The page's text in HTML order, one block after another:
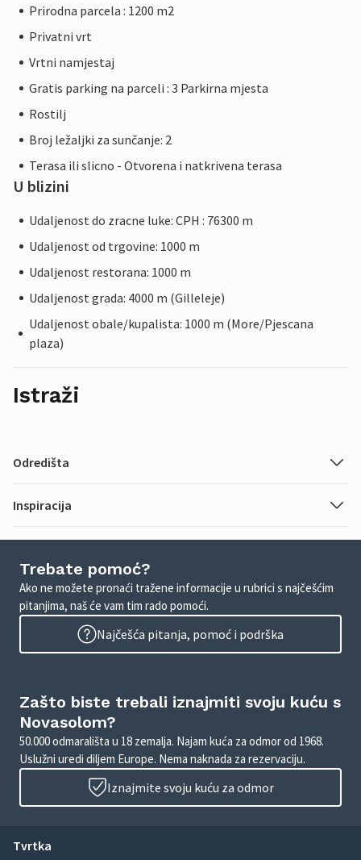
Prirodna parcela : 1200 m2
Privatni vrt
Vrtni namjestaj
Gratis parking na parceli : 3 Parkirna mjesta
Rostilj
Broj ležaljki za sunčanje: 2
Terasa ili slicno - Otvorena i natkrivena terasa
U blizini
Udaljenost do zracne luke: CPH : 76300 m
Udaljenost od trgovine: 1000 m
Udaljenost restorana: 1000 m
Udaljenost grada: 4000 m (Gilleleje)
Udaljenost obale/kupalista: 1000 m (More/Pjescana
plaza)
Istraži
Odredišta
Inspiracija
Trebate pomoć?
Ako ne možete pronaći tražene informacije u rubrici s najčešćim
pitanjima, naš će vam tim rado pomoći.
Najčešća pitanja, pomoć i podrška
Zašto biste trebali iznajmiti svoju kuću s
Novasolom?
50.000 odmarališta u 18 zemalja. Najam kuća za odmor od 1968.
Uslužni uredi diljem Europe. Nema naknada za rezervaciju.
Iznajmite svoju kuću za odmor
Tvrtka